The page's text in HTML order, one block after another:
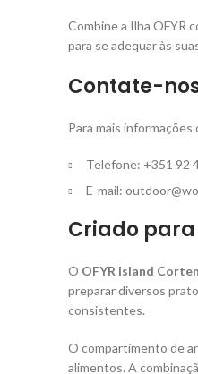
Combine a Ilha OFYR
para se adequar às
Contate-
Para mais
Telefone: +351 92
E-mail:
Criado
O OFYR Island
preparar diversos
consistentes.
O compartimento de
alimentos. A